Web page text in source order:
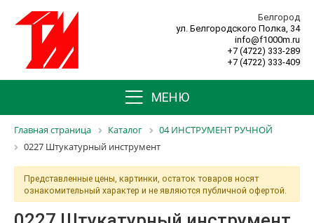
Белгород
ул. Белгородского Полка, 34
info@f1000m.ru
+7 (4722) 333-289
+7 (4722) 333-409
МЕНЮ
Главная страница Каталог
04 ИНСТРУМЕНТ РУЧНОЙ
0227 Штукатурный инструмент
Представленные цены, картинки, остаток товаров носят
ознакомительный характер и не являются публичной офертой.